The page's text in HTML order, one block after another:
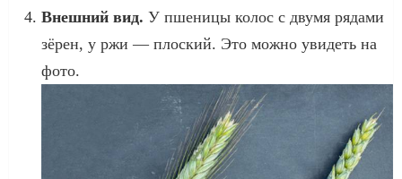
Внешний вид. У пшеницы колос с двумя рядами
зёрен, у ржи — плоский. Это можно увидеть на
фото.